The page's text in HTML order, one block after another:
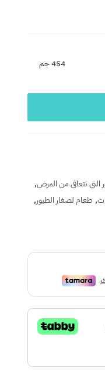
454 جم
التي تتعافى من المرض,
, طعام لصغار الطيور,